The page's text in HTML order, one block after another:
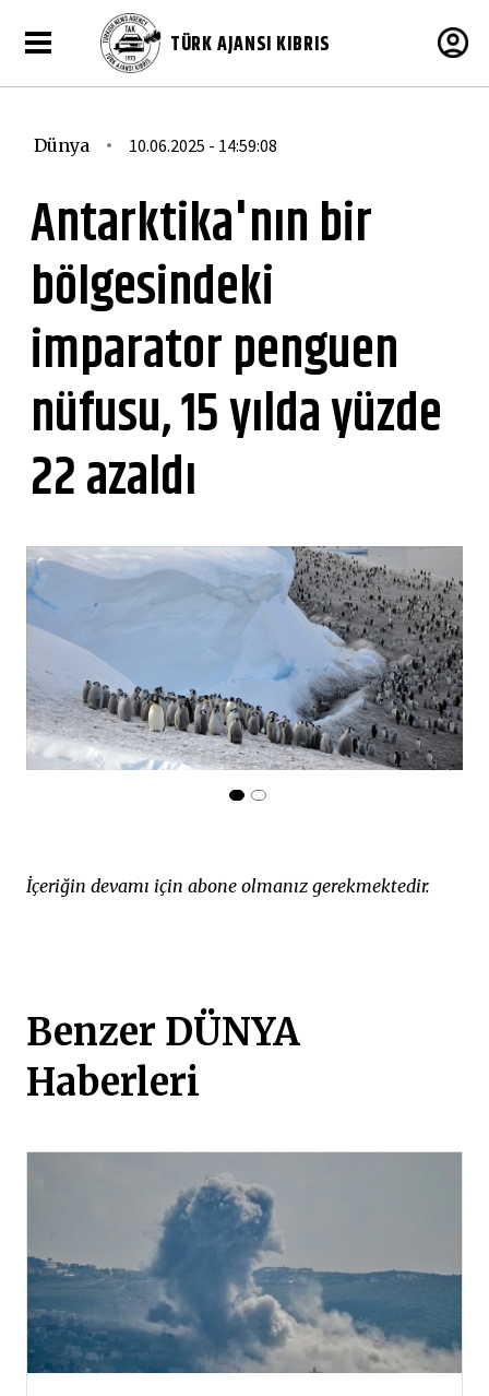
TÜRK AJANSI KIBRIS
Dünya 10.06.2025 - 14:59:08
Antarktika'nın bir
bölgesindeki
imparator penguen
nüfusu, 15 yılda yüzde
22 azaldı
İçeriğin devamı için abone olmanız gerekmektedir.
Benzer DÜNYA
Haberleri